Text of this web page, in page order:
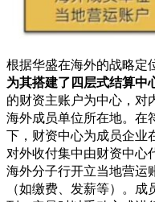
根据华盛在海外的战略定
为其搭建了四层式结算中
的财资主账户为中心，对
海外成员单位所在地。在
下，财资中心为成员企业
对外收付集中由财资中心
海外分子行开立当地营运
（如缴费、发薪等）。